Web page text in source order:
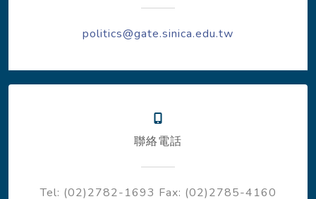
politics@gate.sinica.edu.tw
聯絡電話
Tel: (02)2782-1693 Fax: (02)2785-4160